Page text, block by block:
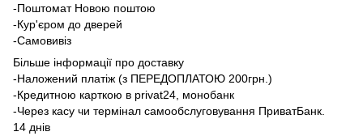
-Поштомат Новою поштою
-Кур'єром до дверей
-Самовивіз
Більше інформації про доставку
-Наложений платіж (з ПЕРЕДОПЛАТОЮ 200грн.)
-Кредитною карткою в privat24, монобанк
-Через касу чи термінал самообслуговування ПриватБанк.
14 днів